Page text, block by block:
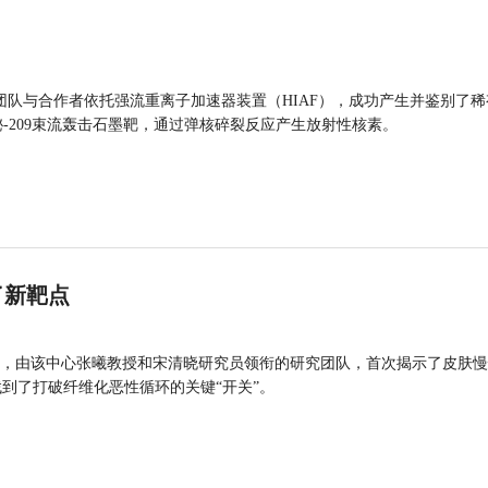
与合作者依托强流重离子加速器装置（HIAF），成功产生并鉴别了
束流轰击石墨靶，通过弹核碎裂反应产生放射性核素。
靶点
由该中心张曦教授和宋清晓研究员领衔的研究团队，首次揭示了皮肤
了打破纤维化恶性循环的关键“开关”。